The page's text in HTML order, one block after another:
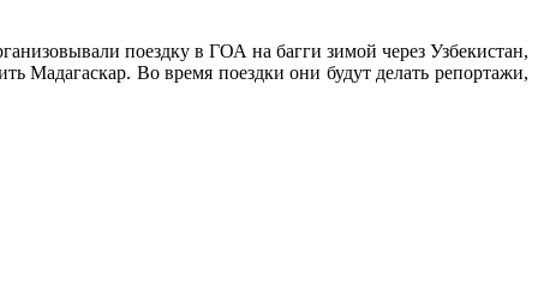
поездку в ГОА на багги зимой через Узбекистан,
Мадагаскар. Во время поездки они будут делать репортажи,